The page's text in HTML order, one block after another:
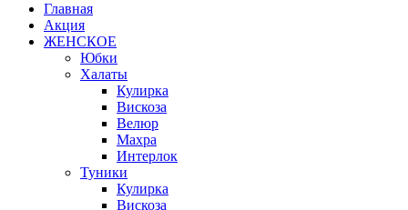
Главная
Акция
ЖЕНСКОЕ
Юбки
Халаты
Кулирка
Вискоза
Велюр
Махра
Интерлок
Туники
Кулирка
Вискоза